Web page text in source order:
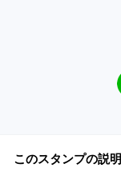
このスタンプの説明